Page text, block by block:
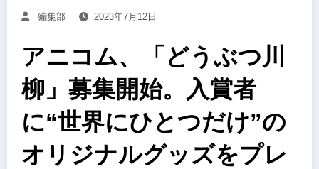
編集部 2023年7月12日
アニコム、「どうぶつ川
柳」募集開始。入賞者
に“世界にひとつだけ”の
オリジナルグッズをプレ